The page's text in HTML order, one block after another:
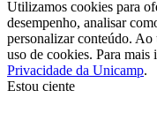
Utilizamos cookies para
desempenho, analisar
personalizar conteúdo.
uso de cookies. Para mais
Privacidade da Unicamp.
Estou ciente